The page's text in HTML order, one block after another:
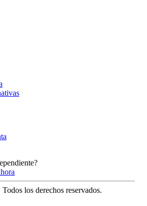
| Todos los derechos reservados.